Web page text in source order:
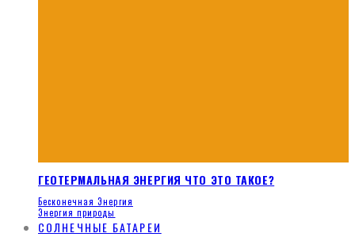
ГЕОТЕРМАЛЬНАЯ ЭНЕРГИЯ ЧТО ЭТО ТАКОЕ?
Бесконечная Энергия
Энергия природы
СОЛНЕЧНЫЕ БАТАРЕИ